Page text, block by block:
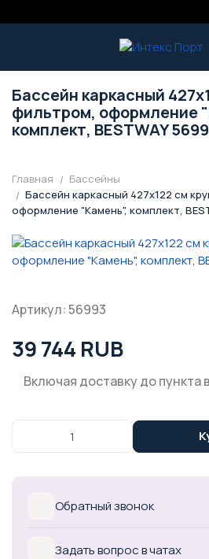
Бассейн каркасный
фильтром, оформление
комплект, BESTWAY
Главная
Бассейны
Бассейн каркасный 427х122 см
оформление "Камень", комплект,
Артикул: 56993
39 744 RUB
Включая доставку до пункта
Обратный звонок
Задать вопрос в чатах